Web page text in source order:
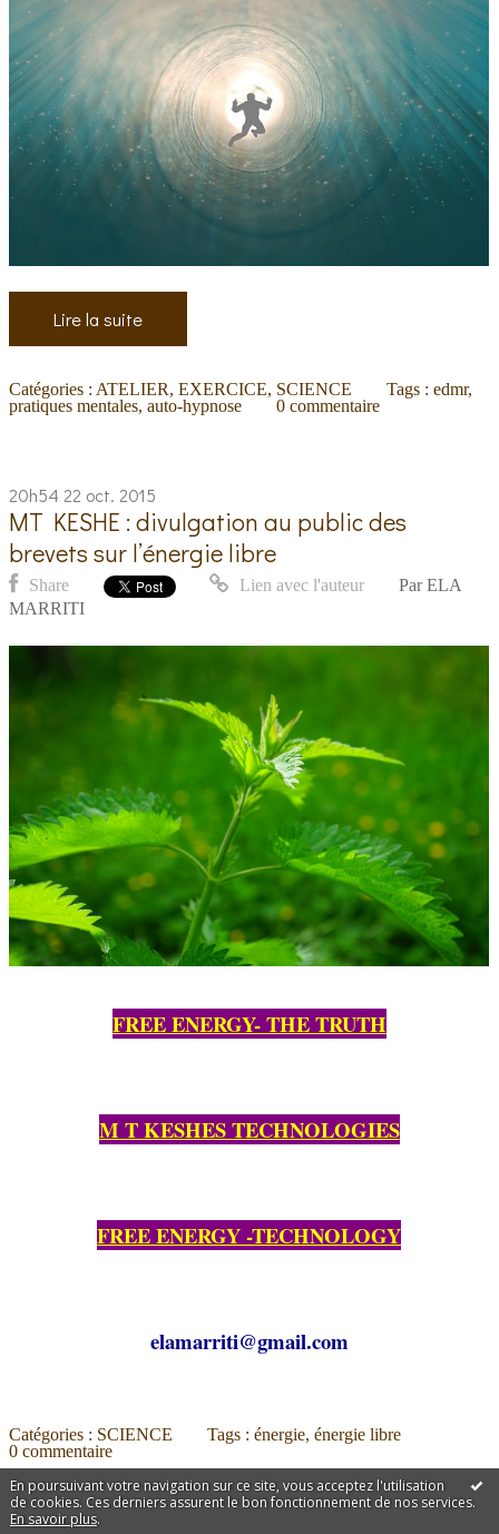
En poursuivant votre navigation sur ce site, vous acceptez l'utilisation
de cookies. Ces derniers assurent le bon fonctionnement de nos services.
En savoir plus.
Lire la suite
Catégories : ATELIER, EXERCICE, SCIENCE Tags : edmr,
pratiques mentales,auto-hypnose 0 commentaire
20h54 22 oct. 2015
MT KESHE : divulgation au public des
brevets sur l’énergie libre
Share Lien avec l'auteur Par ELA
MARRITI
FREE ENERGY- THE TRUTH
M T KESHES TECHNOLOGIES
FREE ENERGY -TECHNOLOGY
elamarriti@gmail.com
Catégories : SCIENCE Tags : énergie, énergie libre
0 commentaire